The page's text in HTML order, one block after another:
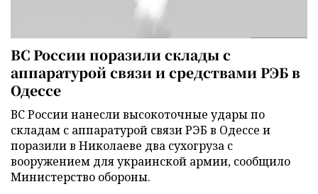
ВС России поразили склады с
аппаратурой связи и средствами РЭБ в
Одессе
ВС России нанесли высокоточные удары по
складам с аппаратурой связи РЭБ в Одессе и
поразили в Николаеве два сухогруза с
вооружением для украинской армии, сообщило
Министерство обороны.